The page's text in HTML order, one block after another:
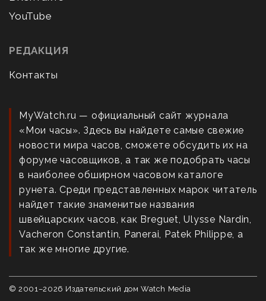
YouTube
РЕДАКЦИЯ
Контакты
MyWatch.ru — официальный сайт журнала
«Мои часы». Здесь вы найдете самые свежие
новости мира часов, сможете обсудить их на
форуме часовщиков, а так же подобрать часы
в наиболее обширном часовом каталоге
рунета. Среди представленных марок читатель
найдет такие знаменитые названия
швейцарских часов, как Breguet, Ulysse Nardin,
Vacheron Constantin, Panerai, Patek Philippe, а
так же многие другие.
© 2001–2026 Издательский дом Watch Media